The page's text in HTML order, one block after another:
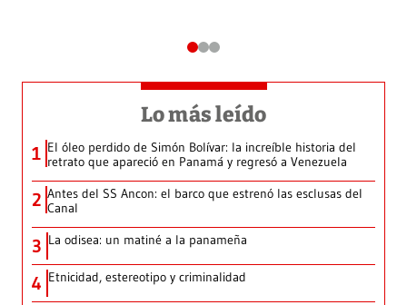
Lo más leído
1 El óleo perdido de Simón Bolívar: la increíble historia del
retrato que apareció en Panamá y regresó a Venezuela
2 Antes del SS Ancon: el barco que estrenó las esclusas del
Canal
3 La odisea: un matiné a la panameña
4 Etnicidad, estereotipo y criminalidad